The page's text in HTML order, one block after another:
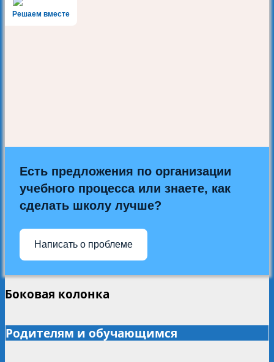
Решаем вместе
Есть предложения по организации
учебного процесса или знаете, как
сделать школу лучше?
Написать о проблеме
Боковая колонка
Родителям и обучающимся